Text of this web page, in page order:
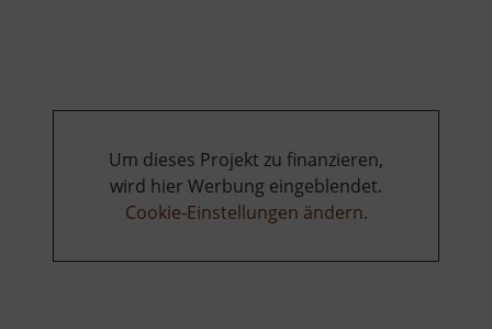
Um dieses Projekt zu finanzieren,
wird hier Werbung eingeblendet.
Cookie-Einstellungen ändern.